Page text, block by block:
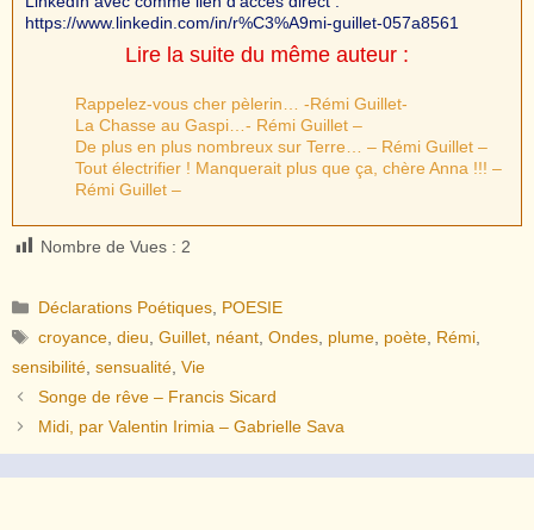
https://www.linkedin.com/in/r%C3%A9mi-guillet-057a8561
Lire la suite du même auteur :
Rappelez-vous cher pèlerin… -Rémi Guillet-
La Chasse au Gaspi…- Rémi Guillet –
De plus en plus nombreux sur Terre… – Rémi Guillet –
Tout électrifier ! Manquerait plus que ça, chère Anna !!! –
Rémi Guillet –
Nombre de Vues : 2
Catégories
Déclarations Poétiques POESIE
Étiquettes
croyance ,dieu ,Guillet néant ,Ondes plume poète Rémi
sensibilité sensualité Vie
Songe de rêve – Francis Sicard
Midi, par Valentin Irimia – Gabrielle Sava